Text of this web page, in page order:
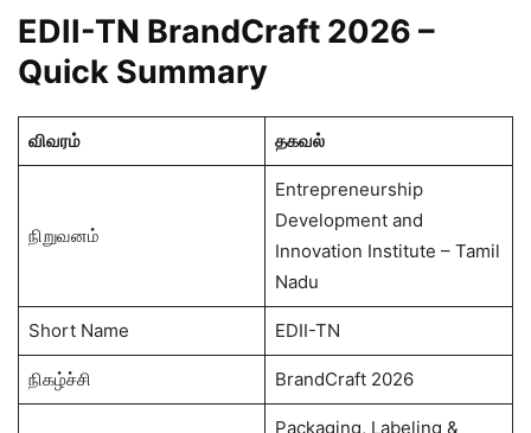
EDII-TN BrandCraft 2026 –
Quick Summary
விவரம் தகவல்
நிறுவனம்
Entrepreneurship
Development and
Innovation Institute – Tamil
Nadu
Short Name EDII-TN
நிகழ்ச்சி BrandCraft 2026
Packaging, Labeling &